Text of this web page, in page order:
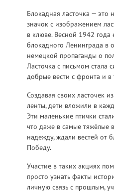
Блокадная ласточка — это
значок с изображением
в клюве. Весной 1942 года
блокадного Ленинграда в
немецкой пропаганды о
Ласточка с письмом стала
добрые вести с фронта и в
Создавая своих ласточек
ленты, дети вложили в
Эти маленькие птички
что даже в самые тяжёлые
надежду, ждали вестей от
Победу.
Участие в таких акциях
просто узнать факты
личную связь с прошлым,